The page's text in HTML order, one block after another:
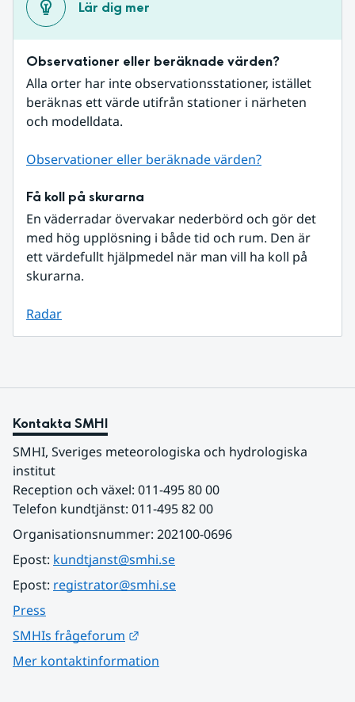
Lär dig mer
Observationer eller beräknade värden?
Alla orter har inte observationsstationer, istället
beräknas ett värde utifrån stationer i närheten
och modelldata.
Observationer eller beräknade värden?
Få koll på skurarna
En väderradar övervakar nederbörd och gör det
med hög upplösning i både tid och rum. Den är
ett värdefullt hjälpmedel när man vill ha koll på
skurarna.
Radar
Kontakta SMHI
SMHI, Sveriges meteorologiska och hydrologiska
institut
Reception och växel: 011-495 80 00
Telefon kundtjänst: 011-495 82 00
Organisationsnummer: 202100-0696
Epost: kundtjanst@smhi.se
Epost: registrator@smhi.se
Press
SMHIs frågeforum
Mer kontaktinformation